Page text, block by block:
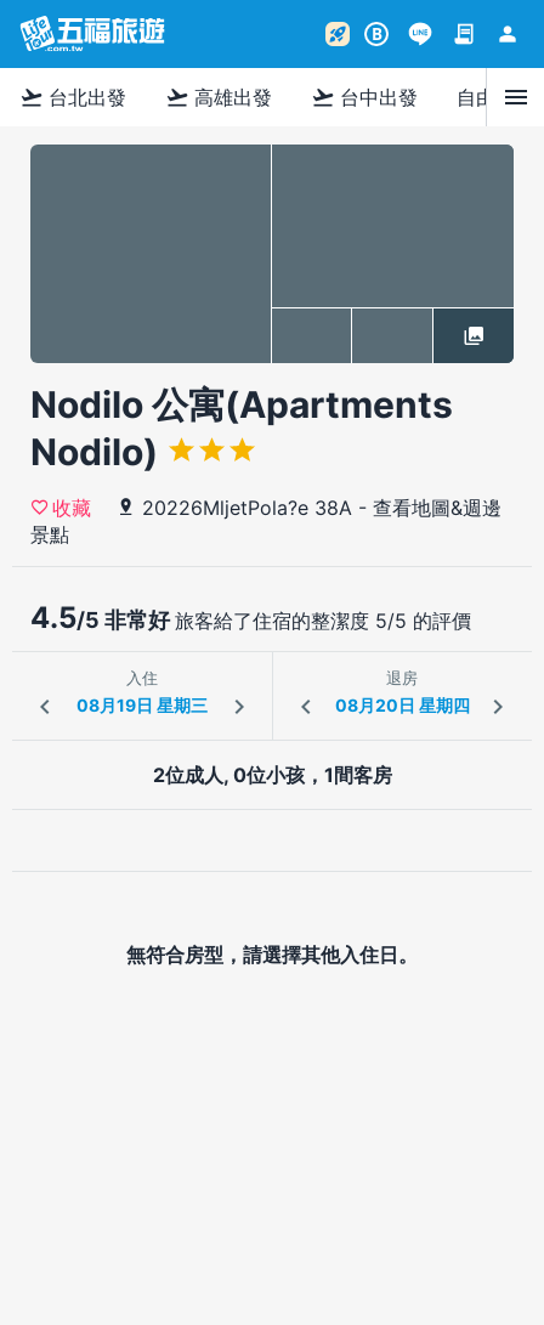
rocket_launch B contract person
flight_takeoff 台北出發 flight_takeoff 高雄出發 flight_takeoff 台中出發 自由行menu
Nodilo 公寓(Apartments
Nodilo)
收藏 20226MljetPola?e 38A - 查看地圖&週邊
景點
4.5/5 非常好旅客給了住宿的整潔度 5/5 的評價
入住 退房
2位成人, 0位小孩，1間客房
無符合房型，請選擇其他入住日。